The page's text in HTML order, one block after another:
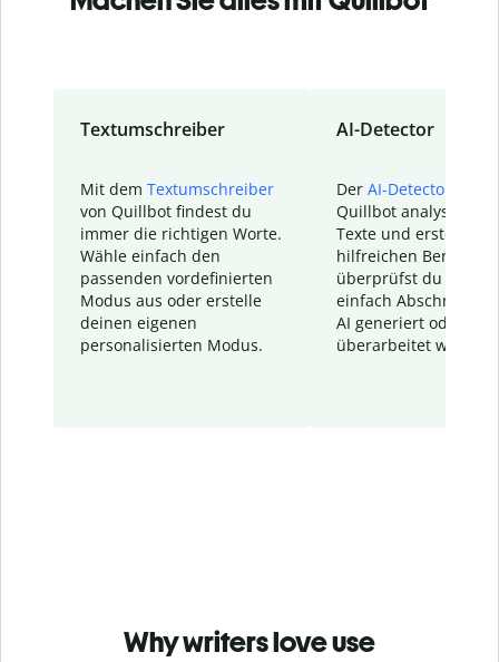
Textumschreiber
Mit dem Textumschreiber
von Quillbot findest du
immer die richtigen Worte.
Wähle einfach den
passenden vordefinierten
Modus aus oder erstelle
deinen eigenen
personalisierten Modus.
AI-Detector
Der AI-Detector
Quillbot analysiert
Texte und erstellt
hilfreichen Bericht.
überprüfst du
einfach Abschnitte,
AI generiert oder
überarbeitet wurden.
Why writers love use